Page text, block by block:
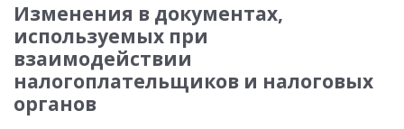
Изменения в документах,
используемых при
взаимодействии
налогоплательщиков и налоговых
органов